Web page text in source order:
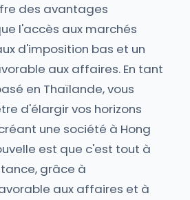
des avantages
l'accès aux marchés
d'imposition bas et un
aux affaires. En tant
en Thaïlande, vous
d'élargir vos horizons
une société à Hong
est que c'est tout à
grâce à
aux affaires et à